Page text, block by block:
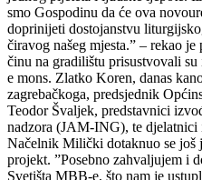
smo Gospodinu da će ova
doprinijeti dostojanstvu
čiravog našeg mjesta.” – rekao
činu na gradilištu prisustvovali
e mons. Zlatko Koren, danas
zagrebačkoga, predsjednik
Teodor Švaljek, predstavnici
nadzora (JAM-ING), te
Načelnik Milički dotaknuo se još
projekt. ”Posebno zahvaljujem i
Svetišta MBB-e, što nam je